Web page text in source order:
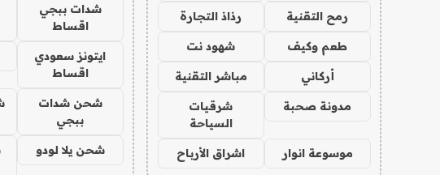
رمح التقنية رذاذ التجارة
طعم وكيف شهود نت
أركاني مباشر التقنية
مدونة صحبة
شرقيات
السياحة
موسوعة انوار اشراق الأرباح
شدات ببجي
اقساط
ايتونز سعودي
اقساط
شحن شدات
ببجي
شحن يلا لودو